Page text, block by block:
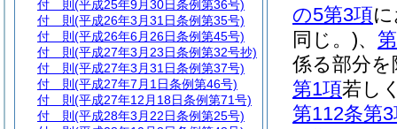
の5第3項
同じ。)、
係る部分を
第1項若し
第112条第
付 則 (平成25年9月30日条例第36号)
付 則 (平成26年3月31日条例第35号)
付 則 (平成26年6月26日条例第45号)
付 則 (平成27年3月23日条例第32号抄)
付 則 (平成27年3月31日条例第37号)
付 則 (平成27年7月1日条例第46号)
付 則 (平成27年12月18日条例第71号)
付 則 (平成28年3月22日条例第25号)